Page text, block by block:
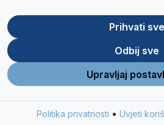
Ova stranica je zaštićena Google
Store
Google
Play
Prihvati sve
Odbij sve
Upravljaj
Politika privatnosti • Uvjeti